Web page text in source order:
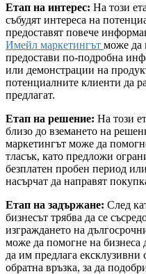
Етап на интерес: На този
събудят интереса на
предоставят повече
Имейл маркетингът може да
предостави по-подробна
или демонстрации на
потенциалните клиенти да
предлагат.
Етап на решение: На този
близо до вземането на
маркетингът може да
тласък, като предложи
безплатен пробен период
насърчат да направят
Етап на задържане: След
бизнесът трябва да се
изграждането на
може да помогне на бизнеса
да им предлага
обратна връзка, за да